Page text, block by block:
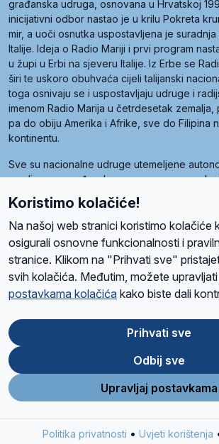
građanska udruga, osnovana u Hrvatskoj
inicijativni odbor nastao je u krilu Pokreta
mir, a uoči osnutka uspostavljena je suradnja
Italije. Ideja o Radio Mariji i prvi program
u župi u Erbi na sjeveru Italije. Iz Erbe se
širi te uskoro obuhvaća cijeli talijanski
toga osnivaju se i uspostavljaju udruge i
imenom Radio Marija u četrdesetak
pa do obiju Amerika i Afrike, sve do Filipina
kontinentu.
Sve su nacionalne udruge utemeljene
zemljama, a međusobna su povezane
pod nazivom Svjetska obitelj Radio Marije
Radio Maria). Svjetsku obitelj utemeljilo je
kojima je i hrvatska Udruga Radio Marija.
O namaRadio ProgramVolonteriPrijatelji
Ova stranica je zaštićena Google
Store
Google
Play
Koristimo kolačiće!
Na našoj web stranici koristimo kolačiće
osigurali osnovne funkcionalnosti i
stranice. Klikom na "Prihvati sve"
svih kolačića. Međutim, možete
postavkama kolačića kako biste dali
Prihvati sve
Odbij sve
Upravljaj postavkama
Politika privatnosti • Uvjeti korištenja